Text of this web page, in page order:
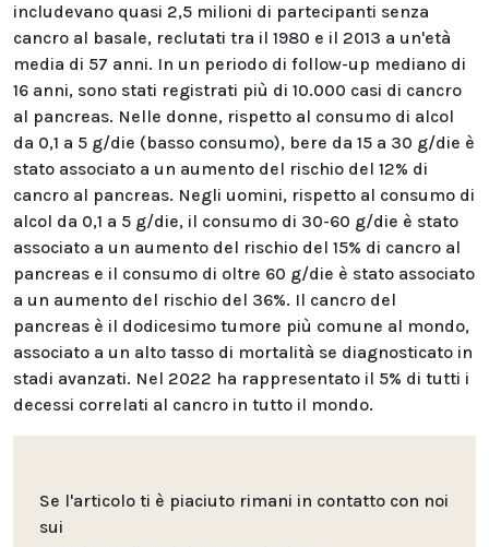
includevano quasi 2,5 milioni di partecipanti senza
cancro al basale, reclutati tra il 1980 e il 2013 a un'età
media di 57 anni. In un periodo di follow-up mediano di
16 anni, sono stati registrati più di 10.000 casi di cancro
al pancreas. Nelle donne, rispetto al consumo di alcol
da 0,1 a 5 g/die (basso consumo), bere da 15 a 30 g/die è
stato associato a un aumento del rischio del 12% di
cancro al pancreas. Negli uomini, rispetto al consumo di
alcol da 0,1 a 5 g/die, il consumo di 30-60 g/die è stato
associato a un aumento del rischio del 15% di cancro al
pancreas e il consumo di oltre 60 g/die è stato associato
a un aumento del rischio del 36%. Il cancro del
pancreas è il dodicesimo tumore più comune al mondo,
associato a un alto tasso di mortalità se diagnosticato in
stadi avanzati. Nel 2022 ha rappresentato il 5% di tutti i
decessi correlati al cancro in tutto il mondo.
Se l'articolo ti è piaciuto rimani in contatto con noi
sui